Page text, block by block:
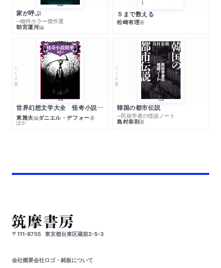
家が呼ぶ
─物件ホラー傑作選
朝宮運河編
５まで数える
松崎有理著
ちくま文庫
世界幻想文学大全 怪奇小説精華
東雅夫編ダニエル・デフォー著
ほか
ちくま文庫
韓国の都市伝説
─民俗学者の怪談ノート
島村恭則著
〒111-8755 東京都台東区蔵前2-5-3
会社概要会社ロゴ・銘板について